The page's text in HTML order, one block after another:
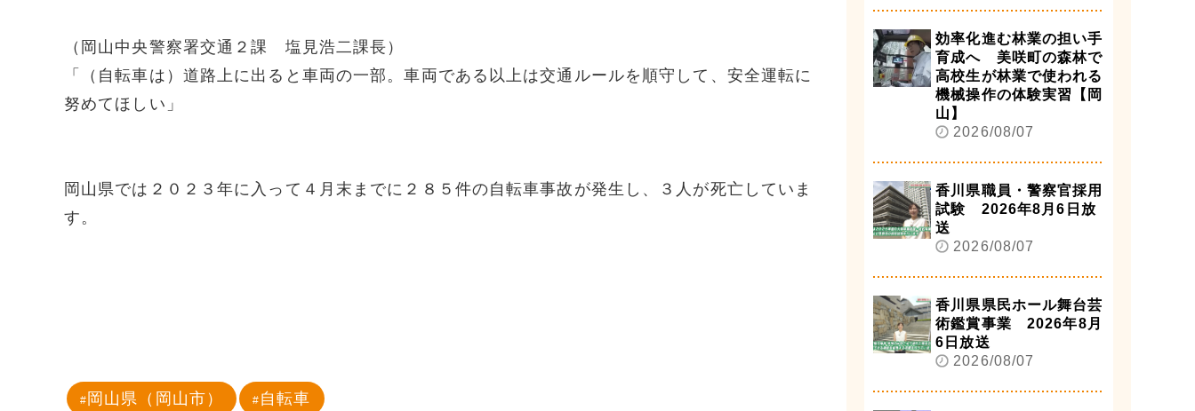
（岡山中央警察署交通２課 塩見浩二課長）
「（自転車は）道路上に出ると車両の一部。車両である以上は交通ルールを順守して、安全運転に
努めてほしい」
岡山県では２０２３年に入って４月末までに２８５件の自転車事故が発生し、３人が死亡していま
す。
岡山県（岡山市） 自転車
効率化進む林業の担い手
育成へ 美咲町の森林で
高校生が林業で使われる
機械操作の体験実習【岡
山】
2026/08/07
香川県職員・警察官採用
試験 2026年8月6日放
送
2026/08/07
香川県県民ホール舞台芸
術鑑賞事業 2026年8月
6日放送
2026/08/07